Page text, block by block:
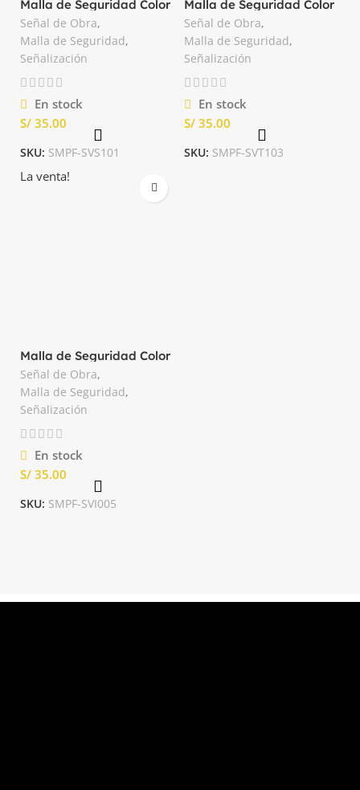
Malla de Seguridad Color
Anaranjado de 50yds
Segpro
Señal de Obra,
Malla de Seguridad,
Señalización
En stock
S/
SKU: SMPF-SVS101
Malla de Seguridad Color
Anaranjado de 50yds
Tanque
Señal de Obra,
Malla de Seguridad,
Señalización
En stock
S/
SKU: SMPF-SVT103
La venta!
Malla de Seguridad Color
Anaranjado de 50yds
Zeus
Señal de Obra,
Malla de Seguridad,
Señalización
En stock
S/
SKU: SMPF-SVI005